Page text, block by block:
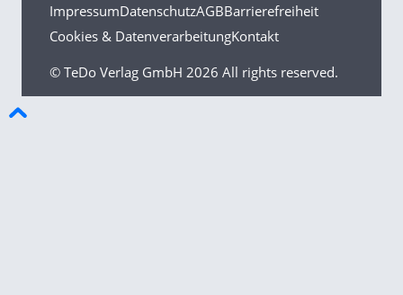
ImpressumDatenschutzAGBBarrierefreiheit
Cookies & DatenverarbeitungKontakt
© TeDo Verlag GmbH 2026 All rights reserved.